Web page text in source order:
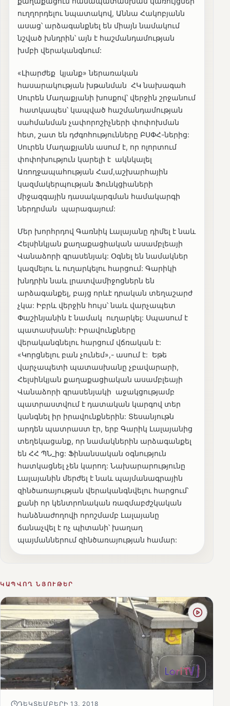
ուղղորդելու նպատակով, Աննա Հակոբյանն
ասաց՝ արձագանքնել են միայն նամակում
նշված խնդրին՝ այն է հաշմանդամության
խմբի վերականգնում:
«Լիարժեք կյանք» ներառական
հասարակության խթանման ՀԿ նախագահ
Սուրեն Մաղաքյանի խոսքով՝ վերջին շրջանում
հատկապես՝ կապված հաշմանդամության
սահմանման չափորոշիչների փոփոխման
հետ, շատ են դժգոհությունները ԲՍՓՀ-ներից:
Սուրեն Մաղաքյանն ասում է, որ ոլորտում
փոփոխություն կարելի է ակնկալել
Առողջապահության Համ,աշխարհային
կազմակերպության Ֆունկցիաների
միջազգային դասակարգման համակարգի
ներդրման պարագայում:
Մեր խորհրդով Գառնիկ Լալայանը դիմել է նաև
Հելսինկյան քաղաքացիական ասամբլեայի
Վանաձորի գրասենյակ: Օգնել են նամակներ
կազմելու և ուղարկելու հարցում: Գարիկի
խնդրին նաև լրատվամիջոցներն են
արձագանքել, բայց որևէ դրական տեղաշարժ
չկա: Իբրև վերջին հույս՝ նաև վարչապետ
Փաշինյանին է նամակ ուղարկել: Սպասում է
պատասխանի: Իրավունքները
վերականգնելու հարցում վճռական է:
«Կորցնելու բան չունեմ»,- ասում է: Եթե
վարչապետի պատասխանը չբավարարի,
Հելսինկյան քաղաքացիական ասամբլեայի
Վանաձորի գրասենյակի աջակցությամբ
պատրաստվում է դատական կարգով տեր
կանգնել իր իրավունքներին: Տեսանյութն
արդեն պատրաստ էր, երբ Գարիկ Լալայանից
տեղեկացանք, որ նամակներին արձագանքել
են ՀՀ ՊՆ_ից: Ֆինանսական օգնություն
հատկացնել չեն կարող: Նախարարությունը
Լալայանին մերժել է նաև պայմանագրային
զինծառայության վերականգնվելու հարցում՝
քանի որ կենտրոնական ռազմաբժշկական
հանձնաժողովի որոշմամբ Լալայանը
ճանաչվել է ոչ պիտանի՝ խաղաղ
պայմաններում զինծառայության համար:
ԿԱՊՎՈՂ ՆՅՈՒԹԵՐ
ԴԵԿՏԵՄԲԵՐԻ 13, 2018